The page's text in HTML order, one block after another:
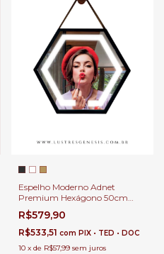
Espelho Moderno Adnet
Premium Hexágono 50cm
com LED Touch e Alça de
Couro Para Banheiro,
Penteadeira, Salão de Beleza e
Lojas
R$579,90
R$533,51 com PIX • TED • DOC
10 x de R$57,99 sem juros